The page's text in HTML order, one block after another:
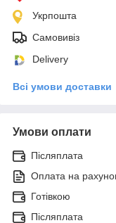
Укрпошта
Самовивіз
Delivery
Всі умови доставки
Умови оплати
Післяплата
Оплата на
Готівкою
Післяплата